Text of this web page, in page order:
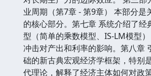
业周期（第7章 - 第9章） 本部分是
的核心部分。第七章 系统介绍了经
型（简单的乘数模型、IS-LM模型
冲击对产出和利率的影响。第八章
础的新古典宏观经济学框架，特别
代理论，解释了经济主体如何对政